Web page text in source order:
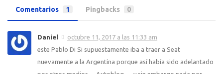
Comentarios 1 Pingbacks 0
Daniel
octubre 11, 2017 a las 11:33 am
este Pablo Di Si supuestamente iba a traer a Seat
nuevamente a la Argentina porque así había sido adelantado